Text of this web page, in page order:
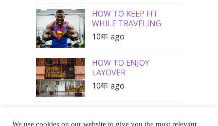
HOW TO KEEP FIT
WHILE TRAVELING
10年 ago
HOW TO ENJOY
LAYOVER
10年 ago
We use cookies on our website to give you the most relevant